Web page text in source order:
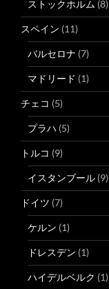
ストックホルム (8)
スペイン (11)
バルセロナ (7)
マドリード (1)
チェコ (5)
プラハ (5)
トルコ (9)
イスタンブール (9)
ドイツ (7)
ケルン (1)
ドレスデン (1)
ハイデルベルク (1)